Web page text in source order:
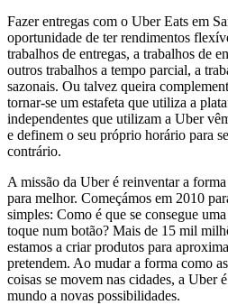
Fazer entregas com o Uber Eats em
oportunidade de ter rendimentos
trabalhos de entregas, a trabalhos de
outros trabalhos a tempo parcial, a
sazonais. Ou talvez queira
tornar-se um estafeta que utiliza a
independentes que utilizam a Uber
e definem o seu próprio horário para
contrário.
A missão da Uber é reinventar a
para melhor. Começámos em 2010
simples: Como é que se consegue
toque num botão? Mais de 15 mil
estamos a criar produtos para
pretendem. Ao mudar a forma como
coisas se movem nas cidades, a Uber
mundo a novas possibilidades.